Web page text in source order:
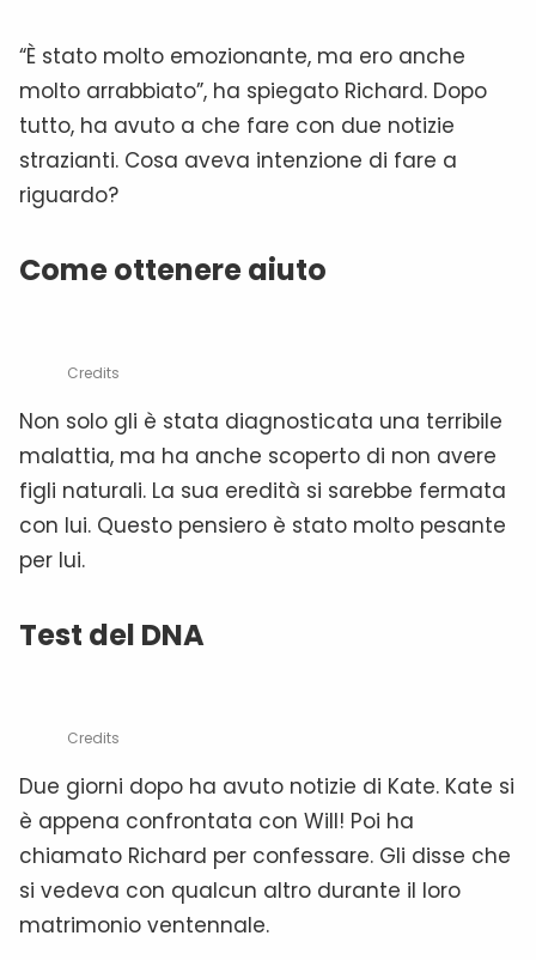
“È stato molto emozionante, ma ero anche
molto arrabbiato”, ha spiegato Richard. Dopo
tutto, ha avuto a che fare con due notizie
strazianti. Cosa aveva intenzione di fare a
riguardo?
Come ottenere aiuto
Credits
Non solo gli è stata diagnosticata una terribile
malattia, ma ha anche scoperto di non avere
figli naturali. La sua eredità si sarebbe fermata
con lui. Questo pensiero è stato molto pesante
per lui.
Test del DNA
Credits
Due giorni dopo ha avuto notizie di Kate. Kate si
è appena confrontata con Will! Poi ha
chiamato Richard per confessare. Gli disse che
si vedeva con qualcun altro durante il loro
matrimonio ventennale.